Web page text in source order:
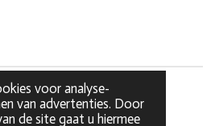
voor analyse-
van advertenties. Door
de site gaat u hiermee